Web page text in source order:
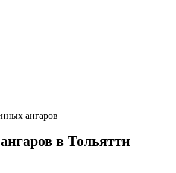
ангаров
в Тольятти